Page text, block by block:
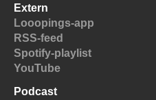
Extern
Looopings-app
RSS-feed
Spotify-playlist
YouTube
Podcast